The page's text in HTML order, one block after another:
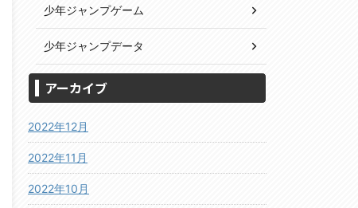
少年ジャンプゲーム
少年ジャンプデータ
アーカイブ
2022年12月
2022年11月
2022年10月